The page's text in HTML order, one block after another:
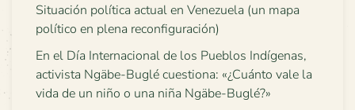
Situación política actual en Venezuela (un mapa
político en plena reconfiguración)
En el Día Internacional de los Pueblos Indígenas,
activista Ngäbe-Buglé cuestiona: «¿Cuánto vale la
vida de un niño o una niña Ngäbe-Buglé?»